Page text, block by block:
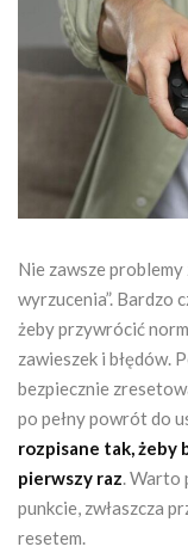
Nie zawsze problemy
wyrzucenia”. Bardzo
żeby przywrócić
zawieszek i błędów.
bezpiecznie
po pełny powrót do
rozpisane tak, żeby
pierwszy raz .
punkcie, zwłaszcza
resetem.